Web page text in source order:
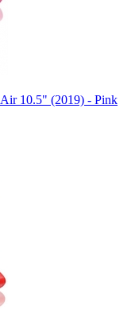
Air 10.5" (2019) - Pink